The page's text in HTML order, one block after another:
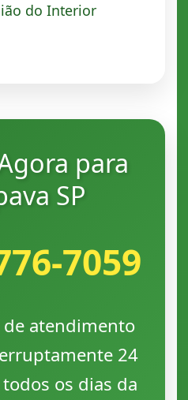
do Interior
para
SP
7059
de atendimento
24
os dias da